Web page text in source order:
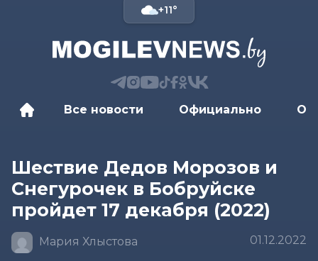
+11°
Все новости Официально
Шествие Дедов Морозов и
Снегурочек в Бобруйске
пройдет 17 декабря (2022)
Мария Хлыстова 01.12.2022